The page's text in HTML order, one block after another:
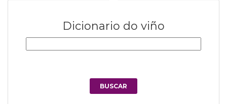
Dicionario do viño